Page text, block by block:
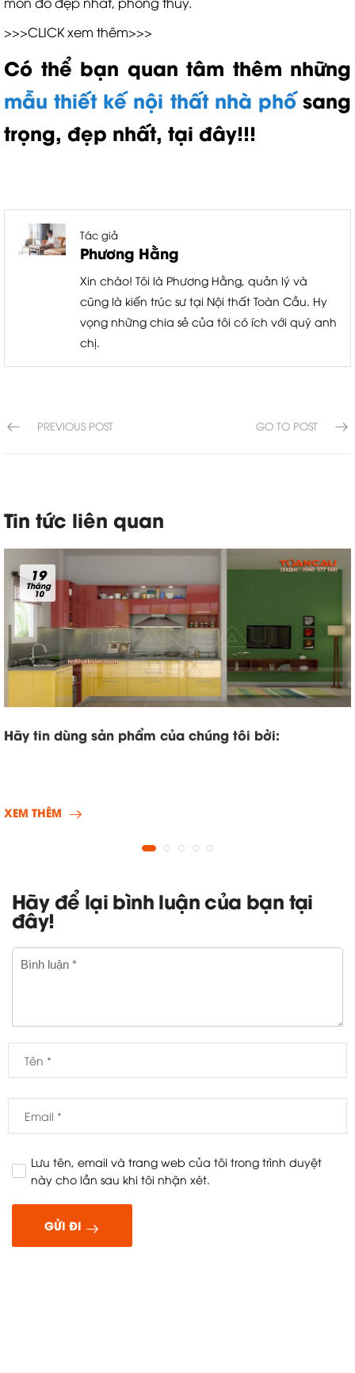
>>>CLICK xem thêm>>>
Có thể bạn quan tâm thêm những
mẫu thiết kế nội thất nhà phốsang
trọng, đẹp nhất, tại đây!!!
Tác giả
Phương Hằng
Xin chào! Tôi là Phương Hằng, quản lý và
cũng là kiến trúc sư tại Nội thất Toàn Cầu. Hy
vọng những chia sẻ của tôi có ích với quý anh
chị.
PREVIOUS POST GO TO POST
Tin tức liên quan
19
Tháng
10
Hãy tin dùng sản phẩm của chúng tôi bởi:
XEM THÊM
Hãy để lại bình luận của bạn tại
đây!
Lưu tên, email và trang web của tôi trong trình duyệt
này cho lần sau khi tôi nhận xét.
GỬI ĐI